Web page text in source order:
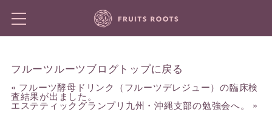
フルーツルーツブログトップに戻る
« フルーツ酵母ドリンク（フルーツデレジュー）の臨床検
査結果が出ました。
エステティックグランプリ九州・沖縄支部の勉強会へ。 »